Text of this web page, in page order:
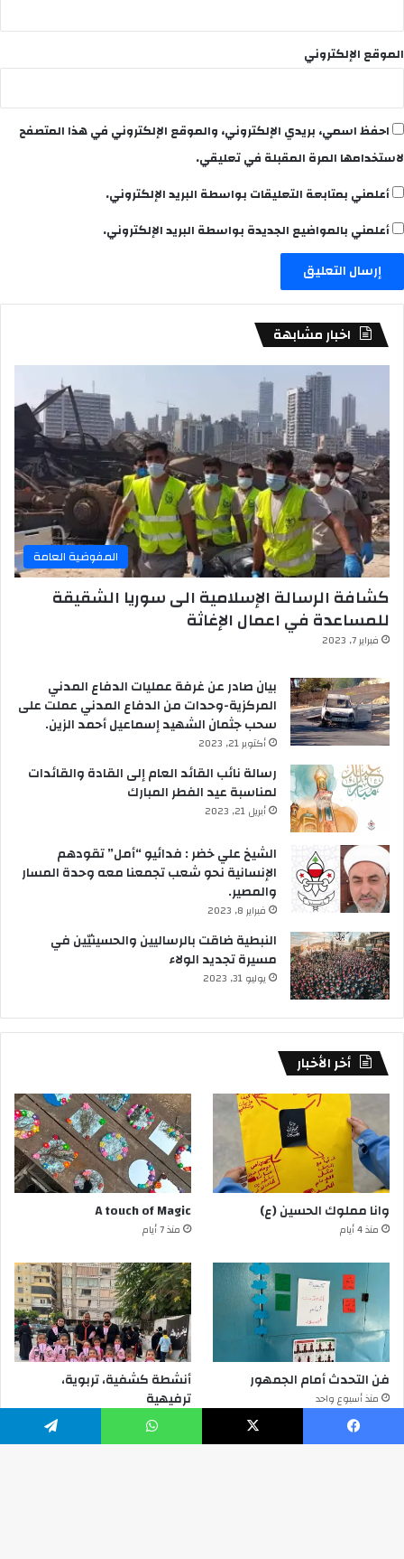
الموقع الإلكتروني
احفظ اسمي، بريدي الإلكتروني، والموقع الإلكتروني في هذا المتصفح
لاستخدامها المرة المقبلة في تعليقي.
أعلمني بمتابعة التعليقات بواسطة البريد الإلكتروني.
أعلمني بالمواضيع الجديدة بواسطة البريد الإلكتروني.
اخبار مشابهة
المفوضية العامة
كشافة الرسالة الإسلامية الى سوريا الشقيقة
للمساعدة في اعمال الإغاثة
فبراير 7, 2023
بيان صادر عن غرفة عمليات الدفاع المدني
المركزية-وحدات من الدفاع المدني عملت على
سحب جثمان الشهيد إسماعيل أحمد الزين.
أكتوبر 21, 2023
رسالة نائب القائد العام إلى القادة والقائدات
لمناسبة عيد الفطر المبارك
أبريل 21, 2023
الشيخ علي خضر : فدائيو “أمل” تقودهم
الإنسانية نحو شعب تجمعنا معه وحدة المسار
والمصير.
فبراير 8, 2023
النبطية ضاقت بالرساليين والحسينيّين في
مسيرة تجديد الولاء
يوليو 31, 2023
أخر الأخبار
وانا مملوك الحسين (ع)
منذ 4 أيام
A touch of Magic
منذ 7 أيام
فن التحدث أمام الجمهور
منذ أسبوع واحد
أنشطة كشفية، تربوية،
ترفيهية
منذ أسبوع واحد
فيسبوك ‫X واتساب تيلقرام